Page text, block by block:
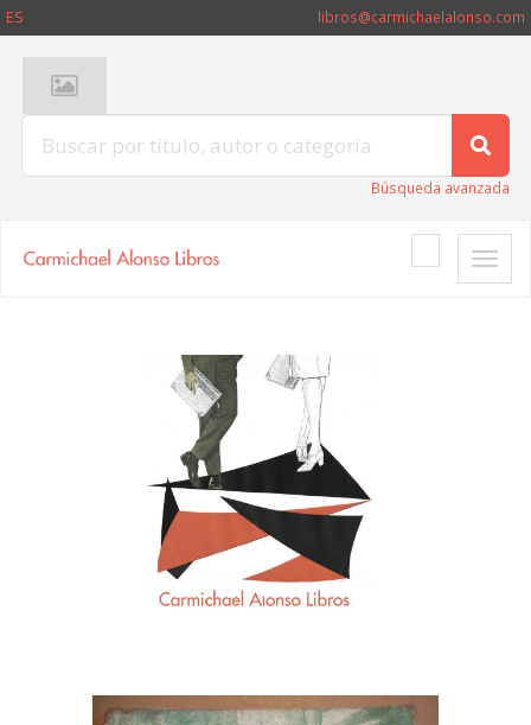
ES libros@carmichaelalonso.com
Búsqueda avanzada
Toggle